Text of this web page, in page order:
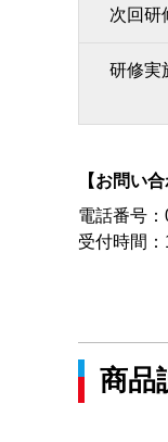
次回研
研修実
【お問い合
電話番号：
受付時間：
商品